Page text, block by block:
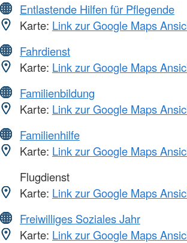
Entlastende Hilfen für Pflegende
Karte: Link zur Google Maps
Fahrdienst
Karte: Link zur Google Maps
Familienbildung
Karte: Link zur Google Maps
Familienhilfe
Karte: Link zur Google Maps
Flugdienst
Karte: Link zur Google Maps
Freiwilliges Soziales Jahr
Karte: Link zur Google Maps